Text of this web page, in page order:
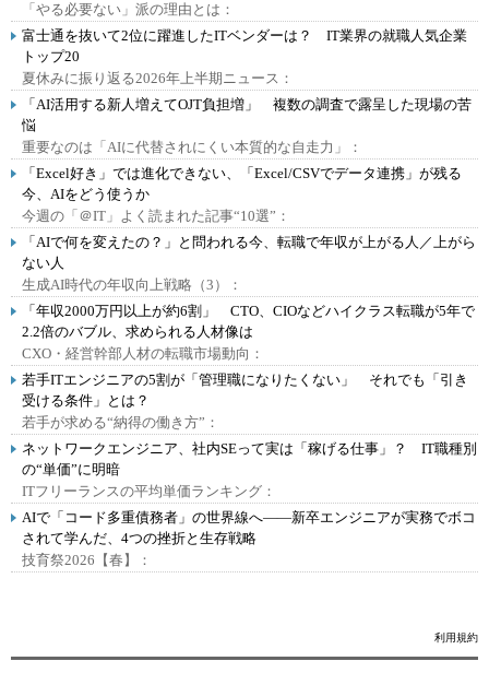
「やる必要ない」派の理由とは：
富士通を抜いて2位に躍進したITベンダーは？ IT業界の就職人気企業
トップ20
夏休みに振り返る2026年上半期ニュース：
「AI活用する新人増えてOJT負担増」 複数の調査で露呈した現場の苦
悩
重要なのは「AIに代替されにくい本質的な自走力」：
「Excel好き」では進化できない、「Excel/CSVでデータ連携」が残る
今、AIをどう使うか
今週の「＠IT」よく読まれた記事“10選”：
「AIで何を変えたの？」と問われる今、転職で年収が上がる人／上がら
ない人
生成AI時代の年収向上戦略（3）：
「年収2000万円以上が約6割」 CTO、CIOなどハイクラス転職が5年で
2.2倍のバブル、求められる人材像は
CXO・経営幹部人材の転職市場動向：
若手ITエンジニアの5割が「管理職になりたくない」 それでも「引き
受ける条件」とは？
若手が求める“納得の働き方”：
ネットワークエンジニア、社内SEって実は「稼げる仕事」？ IT職種別
の“単価”に明暗
ITフリーランスの平均単価ランキング：
AIで「コード多重債務者」の世界線へ――新卒エンジニアが実務でボコ
されて学んだ、4つの挫折と生存戦略
技育祭2026【春】：
利用規約